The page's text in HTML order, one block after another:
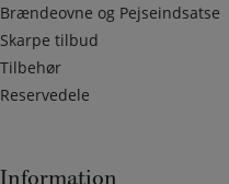
Brændeovne og Pejseindsatse
Skarpe tilbud
Tilbehør
Reservedele